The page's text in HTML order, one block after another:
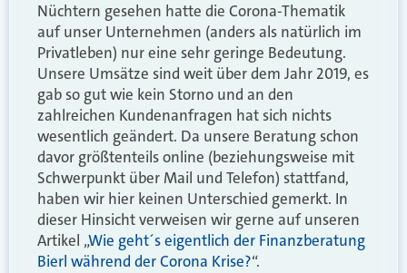
Nüchtern gesehen hatte die Corona-Thematik
auf unser Unternehmen (anders als natürlich im
Privatleben) nur eine sehr geringe Bedeutung.
Unsere Umsätze sind weit über dem Jahr 2019, es
gab so gut wie kein Storno und an den
zahlreichen Kundenanfragen hat sich nichts
wesentlich geändert. Da unsere Beratung schon
davor größtenteils online (beziehungsweise mit
Schwerpunkt über Mail und Telefon) stattfand,
haben wir hier keinen Unterschied gemerkt. In
dieser Hinsicht verweisen wir gerne auf unseren
Artikel „Wie geht´s eigentlich der Finanzberatung
Bierl während der Corona Krise?“.